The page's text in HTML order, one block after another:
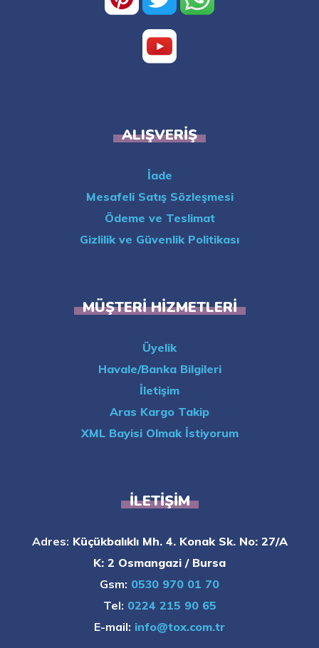
ALIŞVERIŞ
İade
Mesafeli Satış Sözleşmesi
Ödeme ve Teslimat
Gizlilik ve Güvenlik Politikası
MÜŞTERI HIZMETLERI
Üyelik
Havale/Banka Bilgileri
İletişim
Aras Kargo Takip
XML Bayisi Olmak İstiyorum
İLETIŞIM
Adres: Küçükbalıklı Mh. 4. Konak Sk. No: 27/A
K: 2 Osmangazi / Bursa
Gsm: 0530 970 01 70
Tel: 0224 215 90 65
E-mail: info@tox.com.tr